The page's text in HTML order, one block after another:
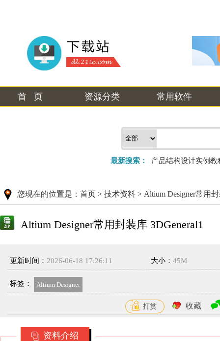
首 页 资源分类 常用软件
最新搜索： 产品结构设计实例
您现在的位置是： 首页 > 技术资料 > Altium Designer常用
Altium Designer常用封装库 3DGeneral1
更新时间： 2026-06-18 17:26:11 大小： 45M
标签： Altium Designer
打赏 收藏
资料介绍